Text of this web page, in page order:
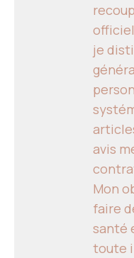
je
avis
Mon
faire
santé
toute